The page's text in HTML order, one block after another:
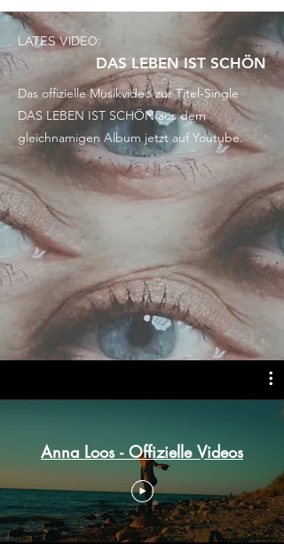
LATES VIDEO:
DAS LEBEN IST SCHÖN
Das offizielle Musikvideo zur Titel-Single
DAS LEBEN IST SCHÖN aus dem
gleichnamigen Album jetzt auf Youtube.
Anna Loos - Offizielle Videos